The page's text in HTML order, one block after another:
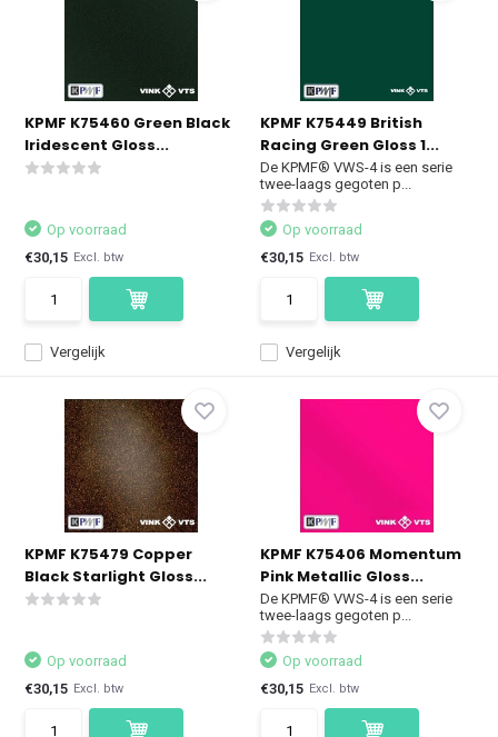
KPMF K75460 Green Black
Iridescent Gloss...
Vergelijk
Op voorraad
€30,15 Excl. btw
KPMF K75449 British
Racing Green Gloss 1...
De KPMF® VWS-4 is een serie
twee-laags gegoten p...
Vergelijk
Op voorraad
€30,15 Excl. btw
KPMF K75479 Copper
Black Starlight Gloss...
Op voorraad
€30,15 Excl. btw
KPMF K75406 Momentum
Pink Metallic Gloss...
De KPMF® VWS-4 is een serie
twee-laags gegoten p...
Op voorraad
€30,15 Excl. btw